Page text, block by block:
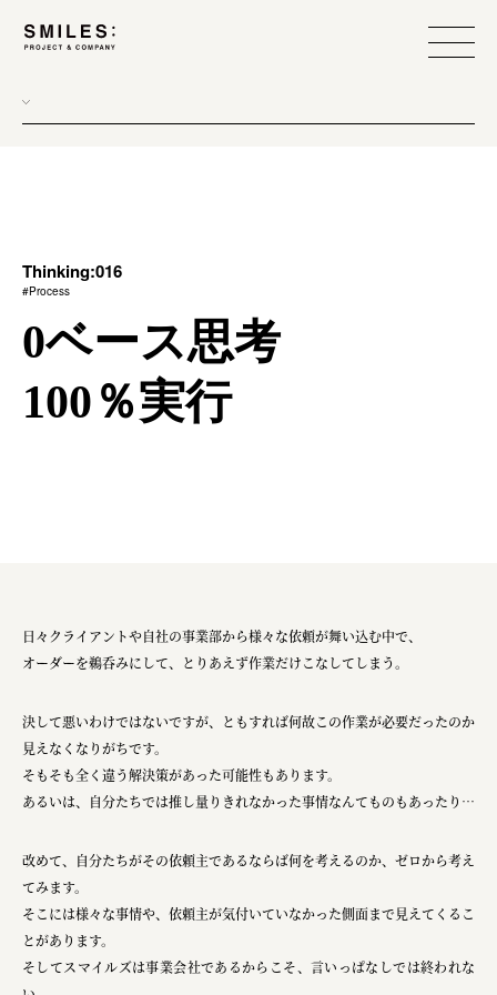
scope
team management
method
Thinking:016
#Process
0ベース思考
100％実行
日々クライアントや自社の事業部から様々な依頼が舞い込む中で、
オーダーを鵜呑みにして、とりあえず作業だけこなしてしまう。
決して悪いわけではないですが、ともすれば何故この作業が必要だったのか
見えなくなりがちです。
そもそも全く違う解決策があった可能性もあります。
あるいは、自分たちでは推し量りきれなかった事情なんてものもあったり…
改めて、自分たちがその依頼主であるならば何を考えるのか、ゼロから考え
てみます。
そこには様々な事情や、依頼主が気付いていなかった側面まで見えてくるこ
とがあります。
そしてスマイルズは事業会社であるからこそ、言いっぱなしでは終われな